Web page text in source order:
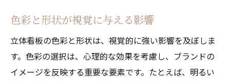
商業施設と立体看板の相乗効果
住民に愛される看板デザインの特徴
都市文化と立体看板の関係性
立体看板のアートと照明が織り成す不思議な世
色彩と形状が視覚に与える影響
立体看板の色彩と形状は、視覚的に強い影響を及ぼしま
す。色彩の選択は、心理的な効果を考慮し、ブランドの
イメージを反映する重要な要素です。たとえば、明るい